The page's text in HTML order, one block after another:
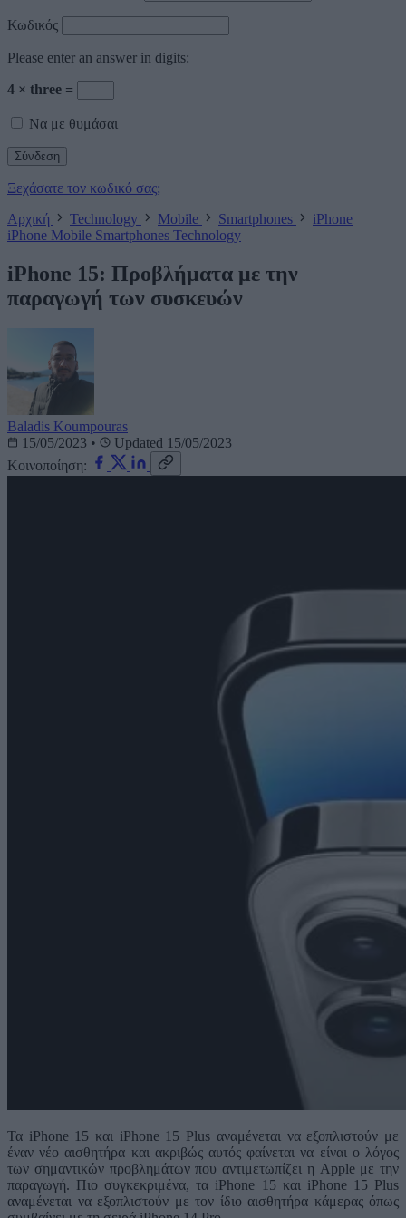
Κωδικός
Please enter an answer in digits:
4 × three =
Να με θυμάσαι
Ξεχάσατε τον κωδικό σας;
Αρχική
Technology Mobile Smartphones
iPhone
iPhone Mobile Smartphones Technology
iPhone 15: Προβλήματα με την
παραγωγή των συσκευών
Baladis Koumpouras
15/05/2023 •
Updated 15/05/2023
Κοινοποίηση:
Τα iPhone 15 και iPhone 15 Plus αναμένεται να εξοπλιστούν με
έναν νέο αισθητήρα και ακριβώς αυτός φαίνεται να είναι ο λόγος
των σημαντικών προβλημάτων που αντιμετωπίζει η Apple με την
παραγωγή. Πιο συγκεκριμένα, τα iPhone 15 και iPhone 15 Plus
αναμένεται να εξοπλιστούν με τον ίδιο αισθητήρα κάμερας όπως